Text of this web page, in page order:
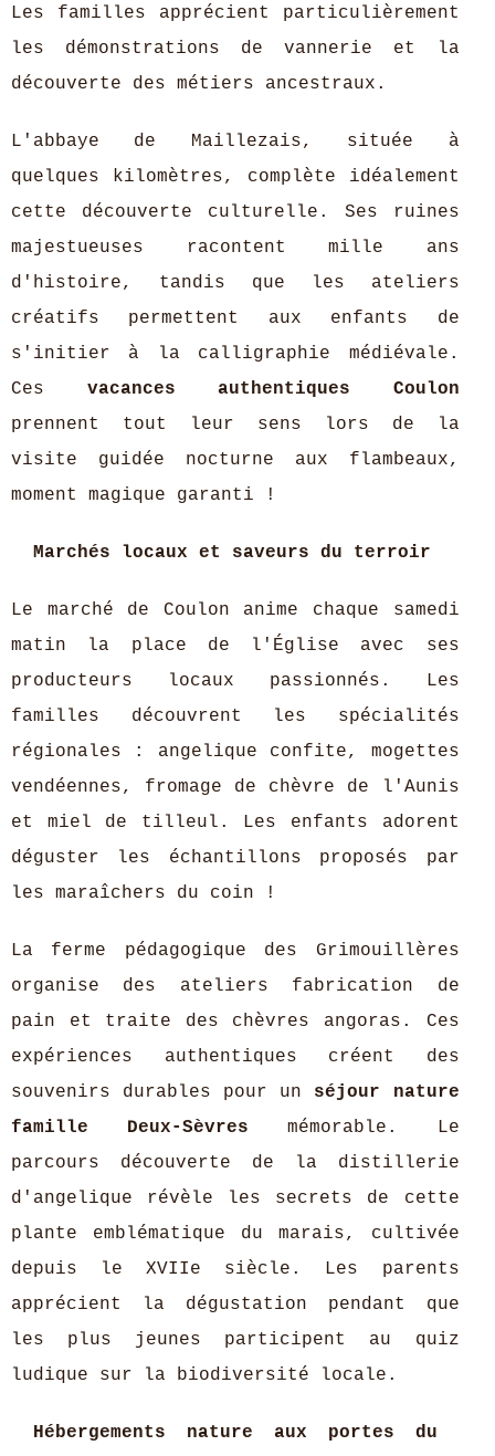
Les familles apprécient particulièrement
les démonstrations de vannerie et la
découverte des métiers ancestraux.
L'abbaye de Maillezais, située à
quelques kilomètres, complète idéalement
cette découverte culturelle. Ses ruines
majestueuses racontent mille ans
d'histoire, tandis que les ateliers
créatifs permettent aux enfants de
s'initier à la calligraphie médiévale.
Ces vacances authentiques Coulon
prennent tout leur sens lors de la
visite guidée nocturne aux flambeaux,
moment magique garanti !
Marchés locaux et saveurs du terroir
Le marché de Coulon anime chaque samedi
matin la place de l'Église avec ses
producteurs locaux passionnés. Les
familles découvrent les spécialités
régionales : angelique confite, mogettes
vendéennes, fromage de chèvre de l'Aunis
et miel de tilleul. Les enfants adorent
déguster les échantillons proposés par
les maraîchers du coin !
La ferme pédagogique des Grimouillères
organise des ateliers fabrication de
pain et traite des chèvres angoras. Ces
expériences authentiques créent des
souvenirs durables pour un séjour nature
famille Deux-Sèvres mémorable. Le
parcours découverte de la distillerie
d'angelique révèle les secrets de cette
plante emblématique du marais, cultivée
depuis le XVIIe siècle. Les parents
apprécient la dégustation pendant que
les plus jeunes participent au quiz
ludique sur la biodiversité locale.
Hébergements nature aux portes du